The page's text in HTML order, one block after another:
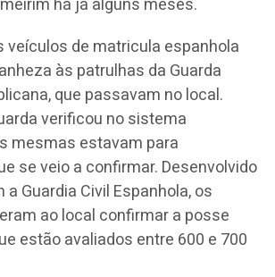
há já alguns meses.
veículos de matricula espanhola
às patrulhas da Guarda
que passavam no local.
verificou no sistema
mesmas estavam para
se veio a confirmar. Desenvolvido
Guardia Civil Espanhola, os
ao local confirmar a posse
estão avaliados entre 600 e 700